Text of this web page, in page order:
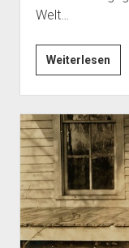
Welt…
WeiterlesenIch
sehe
du
…